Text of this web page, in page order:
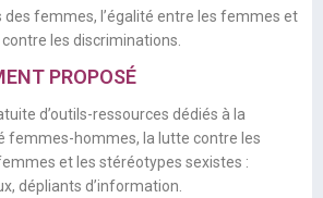
des femmes, l’égalité entre les femmes et
les discriminations.
PROPOSÉ
d’outils-ressources dédiés à la
femmes-hommes, la lutte contre les
et les stéréotypes sexistes :
dépliants d’information.